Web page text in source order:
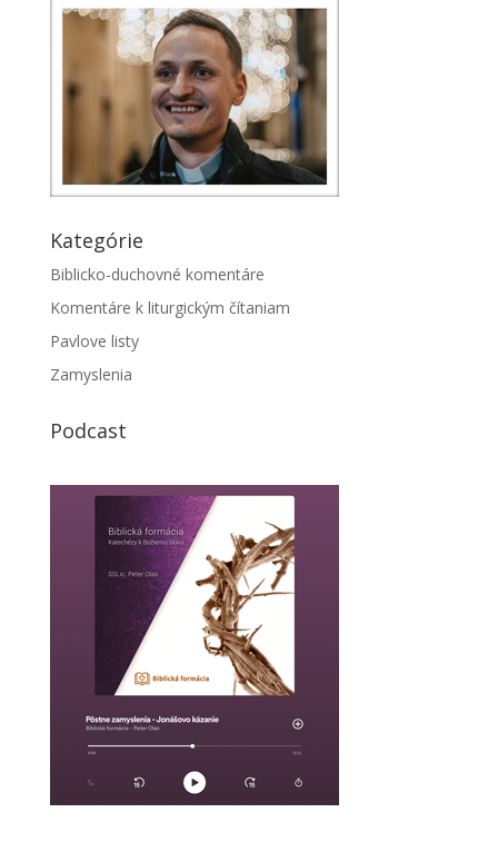
Kategórie
Biblicko-duchovné komentáre
Komentáre k liturgickým čítaniam
Pavlove listy
Zamyslenia
Podcast